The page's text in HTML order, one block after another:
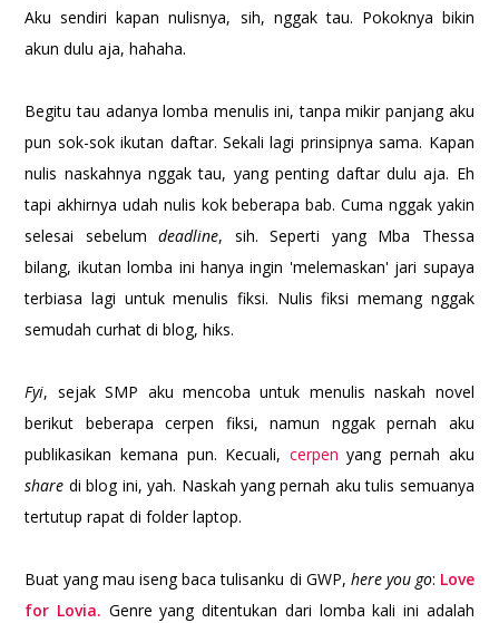
Aku sendiri kapan nulisnya, sih, nggak tau. Pokoknya bikin
akun dulu aja, hahaha.
Begitu tau adanya lomba menulis ini, tanpa mikir panjang aku
pun sok-sok ikutan daftar. Sekali lagi prinsipnya sama. Kapan
nulis naskahnya nggak tau, yang penting daftar dulu aja. Eh
tapi akhirnya udah nulis kok beberapa bab. Cuma nggak yakin
selesai sebelumdeadline, sih. Seperti yang Mba Thessa
bilang, ikutan lomba ini hanya ingin 'melemaskan' jari supaya
terbiasa lagi untuk menulis fiksi. Nulis fiksi memang nggak
semudah curhat di blog, hiks.
Fyi, sejak SMP aku mencoba untuk menulis naskah novel
berikut beberapa cerpen fiksi, namun nggak pernah aku
publikasikan kemana pun. Kecuali, cerpen yang pernah aku
share di blog ini, yah. Naskah yang pernah aku tulis semuanya
tertutup rapat di folder laptop.
Buat yang mau iseng baca tulisanku di GWP, here you go: Love
for Lovia. Genre yang ditentukan dari lomba kali ini adalah